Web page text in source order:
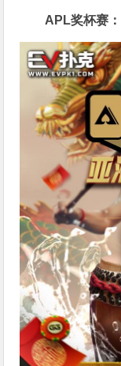
APL奖杯赛：